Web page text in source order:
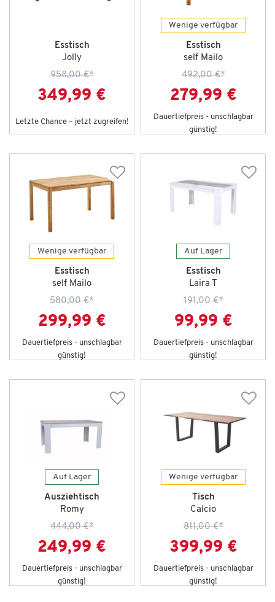
Esstisch
Jolly
958,00 €*
349,99 €
Letzte Chance – jetzt zugreifen!
Wenige verfügbar
Esstisch
self Mailo
492,00 €*
279,99 €
Dauertiefpreis - unschlagbar
günstig!
Wenige verfügbar
Esstisch
self Mailo
580,00 €*
299,99 €
Dauertiefpreis - unschlagbar
günstig!
Auf Lager
Esstisch
Laira T
191,00 €*
99,99 €
Dauertiefpreis - unschlagbar
günstig!
Auf Lager
Ausziehtisch
Romy
444,00 €*
249,99 €
Dauertiefpreis - unschlagbar
günstig!
Wenige verfügbar
Tisch
Calcio
811,00 €*
399,99 €
Dauertiefpreis - unschlagbar
günstig!